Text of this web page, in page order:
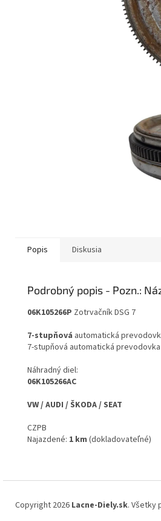
Popis Diskusia
Podrobný popis
06K105266P Zotrvačník DSG 7
7-stupňová automatická
7-stupňová automatická
Náhradný diel:
06K105266AC
VW / AUDI / ŠKODA / SEAT
CZPB
Najazdené: 1 km (dokladovateľné)
Copyright 2026 Lacne-Diely.sk. Všetky